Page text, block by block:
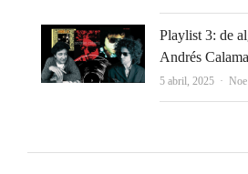
Playlist 3: de
Andrés
5 abril, 2025